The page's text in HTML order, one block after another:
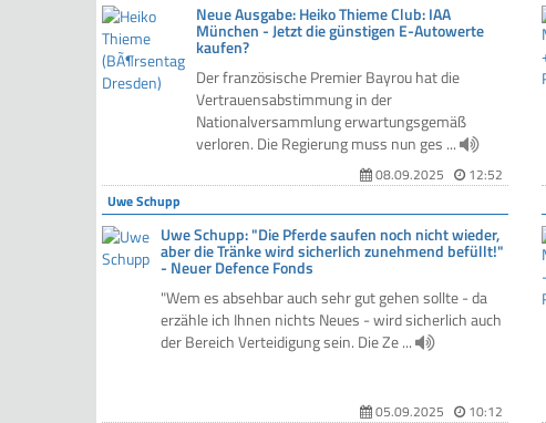
Neue Ausgabe: Heiko Thieme Club: IAA
München - Jetzt die günstigen E-Autowerte
kaufen?
Der französische Premier Bayrou hat die
Vertrauensabstimmung in der
Nationalversammlung erwartungsgemäß
verloren. Die Regierung muss nun ges ...
08.09.2025
12:52
Uwe Schupp
Uwe Schupp: "Die Pferde saufen noch nicht wieder,
aber die Tränke wird sicherlich zunehmend befüllt!"
- Neuer Defence Fonds
"Wem es absehbar auch sehr gut gehen sollte - da
erzähle ich Ihnen nichts Neues - wird sicherlich auch
der Bereich Verteidigung sein. Die Ze ...
05.09.2025
10:12